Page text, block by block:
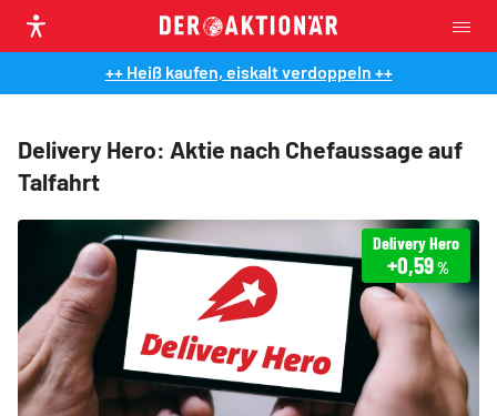
++ Heiß kaufen, eiskalt verdoppeln ++
Delivery Hero: Aktie nach Chefaussage auf
Talfahrt
Delivery Hero
+0,59%